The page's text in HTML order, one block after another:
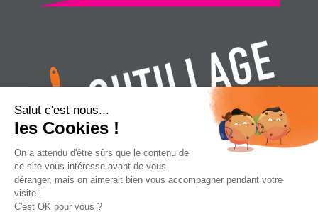
Conception
Salut c'est nous...
les Cookies !
On a attendu d'être sûrs que le contenu de
ce site vous intéresse avant de vous
déranger, mais on aimerait bien vous accompagner pendant votre
visite...
C'est OK pour vous ?